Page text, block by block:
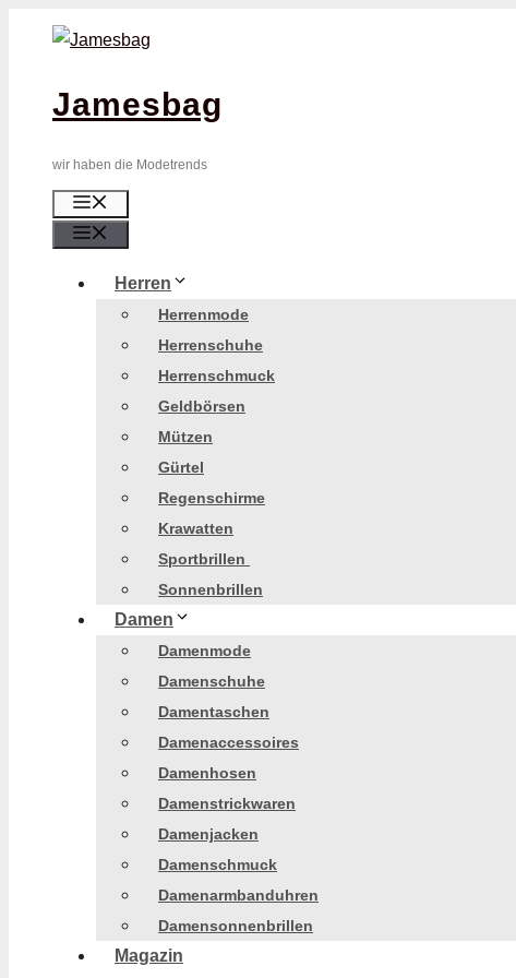
Jamesbag
wir haben die Modetrends
Herren
Herrenmode
Herrenschuhe
Herrenschmuck
Geldbörsen
Mützen
Gürtel
Regenschirme
Krawatten
Sportbrillen
Sonnenbrillen
Damen
Damenmode
Damenschuhe
Damentaschen
Damenaccessoires
Damenhosen
Damenstrickwaren
Damenjacken
Damenschmuck
Damenarmbanduhren
Damensonnenbrillen
Magazin